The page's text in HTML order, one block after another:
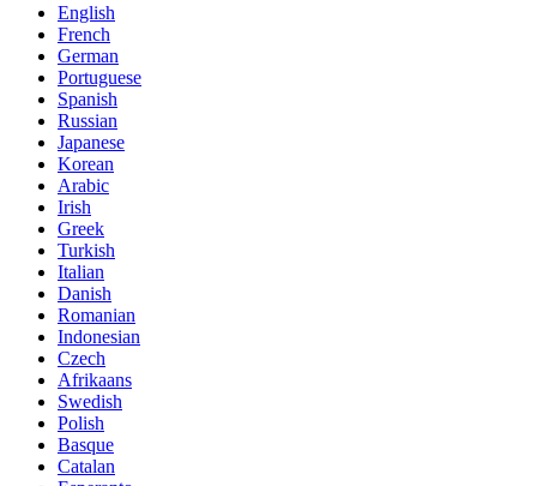
English
French
German
Portuguese
Spanish
Russian
Japanese
Korean
Arabic
Irish
Greek
Turkish
Italian
Danish
Romanian
Indonesian
Czech
Afrikaans
Swedish
Polish
Basque
Catalan